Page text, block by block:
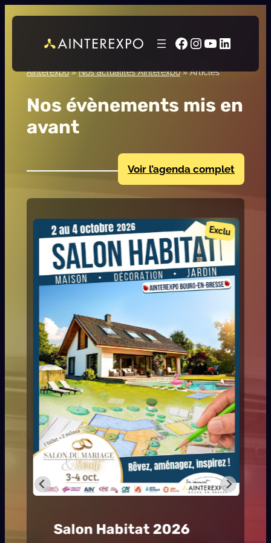
Facebook
Instagram
YouTube
Ainterexpo»Nos actualités Ainterexpo»Articles
Nos évènements mis en
avant
Voir l’agenda complet
Hashtag Festival